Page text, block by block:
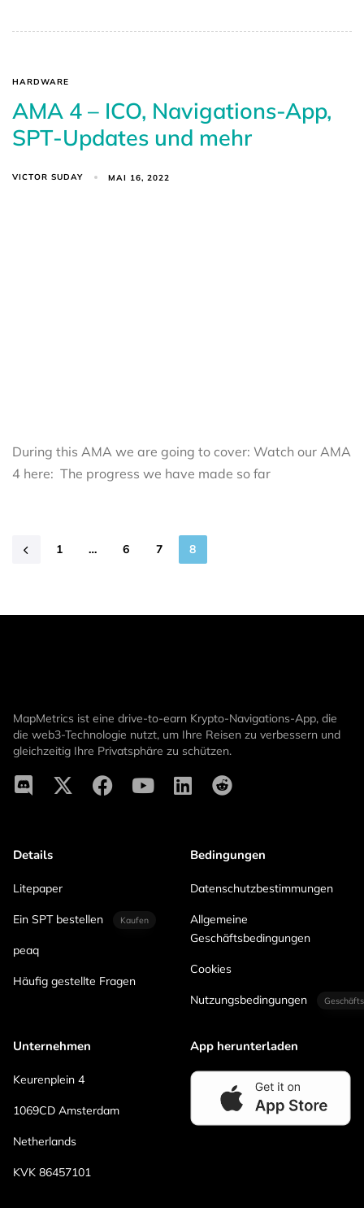
HARDWARE
AMA 4 – ICO, Navigations-App,
SPT-Updates und mehr
VICTOR SUDAY MAI 16, 2022
During this AMA we are going to cover: Watch our AMA
4 here: The progress we have made so far
1 … 6 7 8
MapMetrics ist eine drive-to-earn Krypto-Navigations-App, die
die web3-Technologie nutzt, um Ihre Reisen zu verbessern und
gleichzeitig Ihre Privatsphäre zu schützen.
Details
Litepaper
Ein SPT bestellen Kaufen
peaq
Häufig gestellte Fragen
Bedingungen
Datenschutzbestimmungen
Allgemeine
Geschäftsbedingungen
Cookies
Nutzungsbedingungen
Unternehmen
Keurenplein 4
1069CD Amsterdam
Netherlands
KVK 86457101
App herunterladen